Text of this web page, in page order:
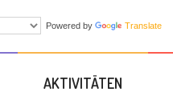
Powered by Translate
AKTIVITÄTEN